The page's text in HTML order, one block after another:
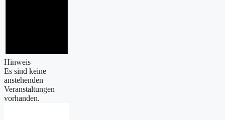
Hinweis
Es sind keine
anstehenden
Veranstaltungen
vorhanden.